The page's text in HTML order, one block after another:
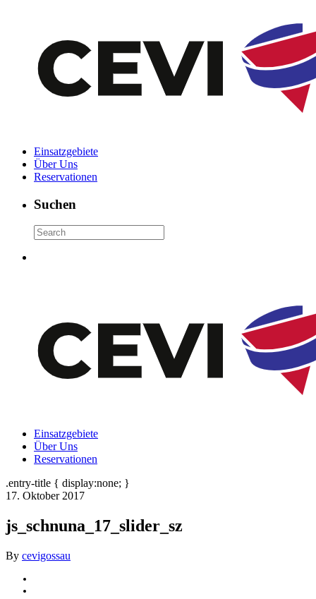
Einsatzgebiete
Über Uns
Reservationen
Suchen
Einsatzgebiete
Über Uns
Reservationen
.entry-title { display:none; }
17. Oktober 2017
js_schnuna_17_slider_sz
By cevigossau